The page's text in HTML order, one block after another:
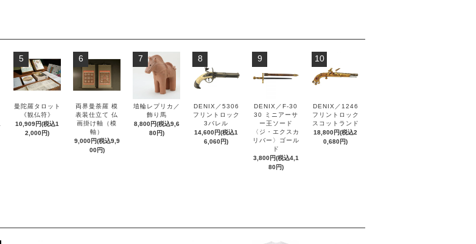
5
曼陀羅タロット
《観仏符》
10,909円(税込1
2,000円)
6
両界曼荼羅 模
表装仕立て 仏
画掛け軸（模
軸）
9,000円(税込9,9
00円)
7
埴輪レプリカ／
飾り馬
8,800円(税込9,6
80円)
8
DENIX／5306
フリントロック
3バレル
14,600円(税込1
6,060円)
9
DENIX／F-30
30 ミニアーサ
ー王ソード
〈ジ・エクスカ
リバー〉ゴール
ド
3,800円(税込4,1
80円)
10
DENIX／1246
フリントロック
スコットランド
18,800円(税込2
0,680円)